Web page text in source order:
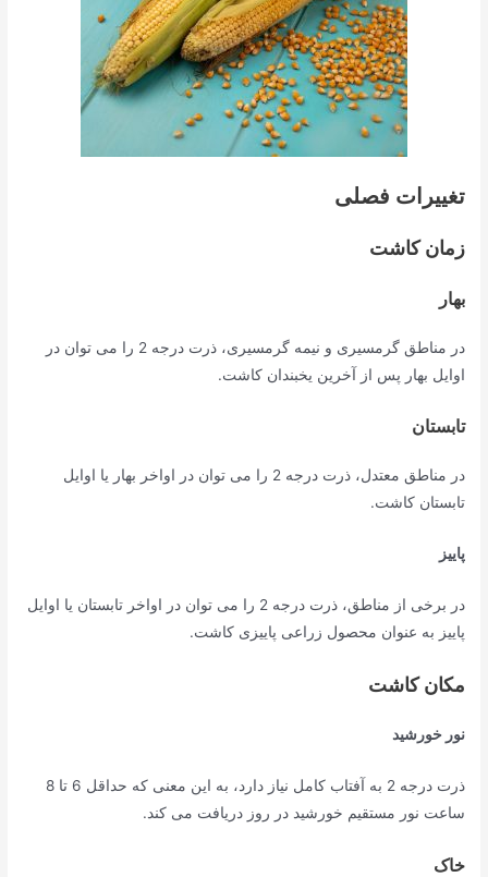
تغییرات فصلی
زمان کاشت
بهار
در مناطق گرمسیری و نیمه گرمسیری، ذرت درجه 2 را می توان در
اوایل بهار پس از آخرین یخبندان کاشت.
تابستان
در مناطق معتدل، ذرت درجه 2 را می توان در اواخر بهار یا اوایل
تابستان کاشت.
پاییز
در برخی از مناطق، ذرت درجه 2 را می توان در اواخر تابستان یا اوایل
پاییز به عنوان محصول زراعی پاییزی کاشت.
مکان کاشت
نور خورشید
ذرت درجه 2 به آفتاب کامل نیاز دارد، به این معنی که حداقل 6 تا 8
ساعت نور مستقیم خورشید در روز دریافت می کند.
خاک